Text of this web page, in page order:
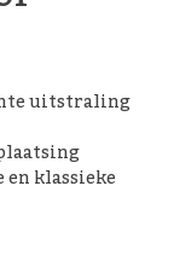
uitstraling
klassieke